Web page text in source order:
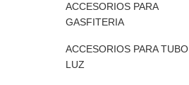
ACCESORIOS PARA
GASFITERIA
ACCESORIOS PARA TUBO
LUZ